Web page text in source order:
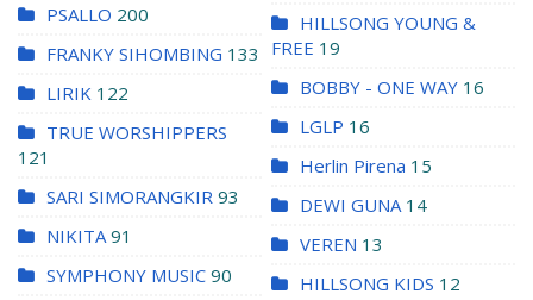
PSALLO 200
FRANKY SIHOMBING 133
LIRIK 122
TRUE WORSHIPPERS
121
SARI SIMORANGKIR 93
NIKITA 91
SYMPHONY MUSIC 90
HILLSONG YOUNG &
FREE 19
BOBBY - ONE WAY 16
LGLP 16
Herlin Pirena 15
DEWI GUNA 14
VEREN 13
HILLSONG KIDS 12